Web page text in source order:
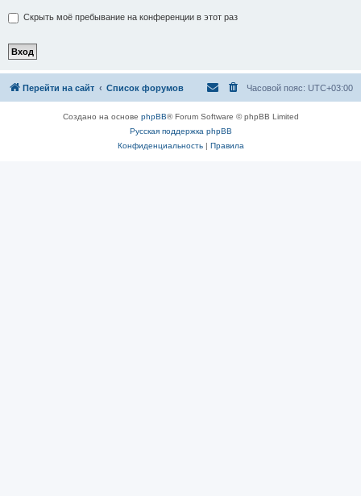
Скрыть моё пребывание на конференции в этот раз
Перейти на сайт Список форумов Часовой пояс: UTC+03:00
Создано на основе phpBB® Forum Software © phpBB Limited
Русская поддержка phpBB
Конфиденциальность| Правила